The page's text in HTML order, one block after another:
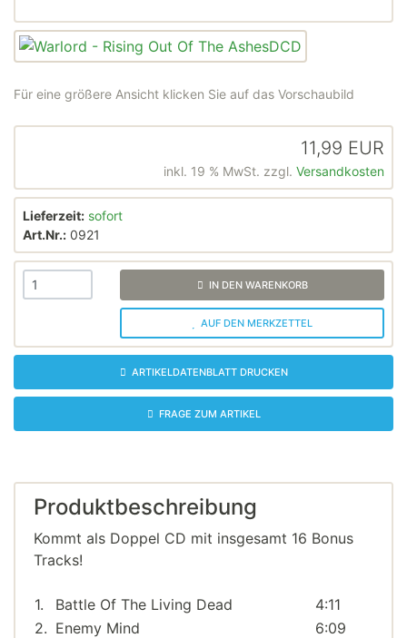
Für eine größere Ansicht klicken Sie auf das Vorschaubild
11,99 EUR
inkl. 19 % MwSt. zzgl. Versandkosten
Lieferzeit: sofort
Art.Nr.: 0921
IN DEN WARENKORB
AUF DEN MERKZETTEL
ARTIKELDATENBLATT DRUCKEN
FRAGE ZUM ARTIKEL
Produktbeschreibung
Kommt als Doppel CD mit insgesamt 16 Bonus
Tracks!
1. Battle Of The Living Dead
4:11
2. Enemy Mind
6:09